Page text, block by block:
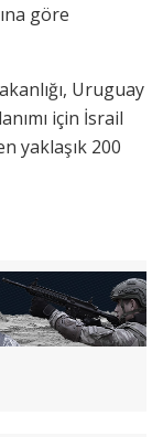
göre
Uruguay
için İsrail
yaklaşık 200